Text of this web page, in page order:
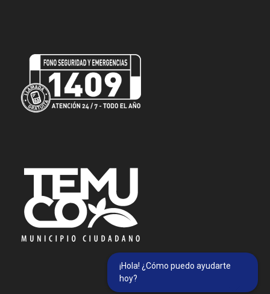
¡Hola! ¿Cómo puedo ayudarte
hoy?